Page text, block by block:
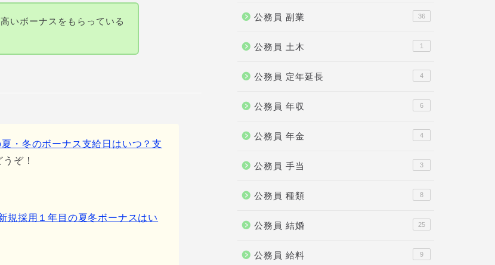
いボーナスをもらっている
・冬のボーナス支給日はいつ？支
ぞ！
規採用１年目の夏冬ボーナスはい
公務員 副業 36
公務員 土木 1
公務員 定年延長 4
公務員 年収 6
公務員 年金 4
公務員 手当 3
公務員 種類 8
公務員 結婚 25
公務員 給料 9